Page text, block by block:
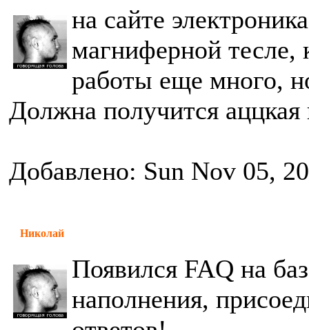
на сайте
магниферной тесле,
работы еще много,
Должна получится аццкая
Добавлено: Sun Nov 05,
Николай
Появился FAQ на
наполнения,